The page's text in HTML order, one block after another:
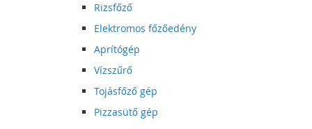
Rizsfőző
Elektromos főzőedény
Aprítógép
Vízszűrő
Tojásfőző gép
Pizzasütő gép